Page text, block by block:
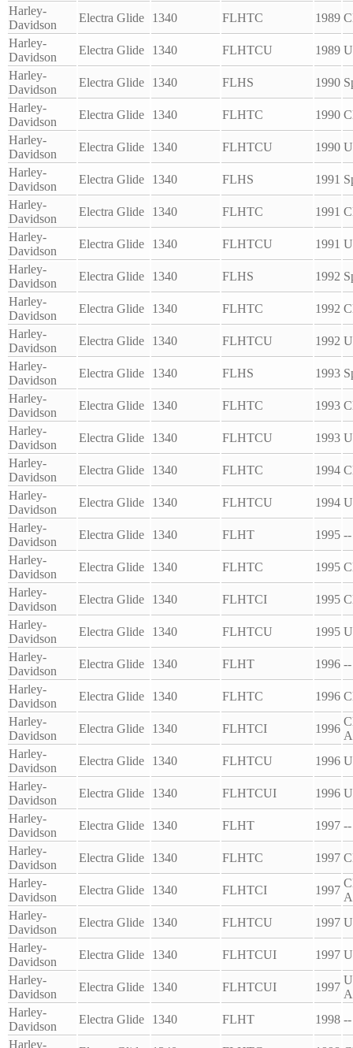
Harley-
Davidson
Electra Glide 1340 FLHTC 1989
Harley-
Davidson
Electra Glide 1340 FLHTCU 1989
Harley-
Davidson
Electra Glide 1340 FLHS 1990
Harley-
Davidson
Electra Glide 1340 FLHTC 1990
Harley-
Davidson
Electra Glide 1340 FLHTCU 1990
Harley-
Davidson
Electra Glide 1340 FLHS 1991
Harley-
Davidson
Electra Glide 1340 FLHTC 1991
Harley-
Davidson
Electra Glide 1340 FLHTCU 1991
Harley-
Davidson
Electra Glide 1340 FLHS 1992
Harley-
Davidson
Electra Glide 1340 FLHTC 1992
Harley-
Davidson
Electra Glide 1340 FLHTCU 1992
Harley-
Davidson
Electra Glide 1340 FLHS 1993
Harley-
Davidson
Electra Glide 1340 FLHTC 1993
Harley-
Davidson
Electra Glide 1340 FLHTCU 1993
Harley-
Davidson
Electra Glide 1340 FLHTC 1994
Harley-
Davidson
Electra Glide 1340 FLHTCU 1994
Harley-
Davidson
Electra Glide 1340 FLHT 1995 --
Harley-
Davidson
Electra Glide 1340 FLHTC 1995
Harley-
Davidson
Electra Glide 1340 FLHTCI 1995
Harley-
Davidson
Electra Glide 1340 FLHTCU 1995
Harley-
Davidson
Electra Glide 1340 FLHT 1996 --
Harley-
Davidson
Electra Glide 1340 FLHTC 1996
Harley-
Davidson
Electra Glide 1340 FLHTCI 1996
Harley-
Davidson
Electra Glide 1340 FLHTCU 1996
Harley-
Davidson
Electra Glide 1340 FLHTCUI 1996
Harley-
Davidson
Electra Glide 1340 FLHT 1997 --
Harley-
Davidson
Electra Glide 1340 FLHTC 1997
Harley-
Davidson
Electra Glide 1340 FLHTCI 1997
Harley-
Davidson
Electra Glide 1340 FLHTCU 1997
Harley-
Davidson
Electra Glide 1340 FLHTCUI 1997
Harley-
Davidson
Electra Glide 1340 FLHTCUI 1997
Harley-
Davidson
Electra Glide 1340 FLHT 1998 --
Harley-